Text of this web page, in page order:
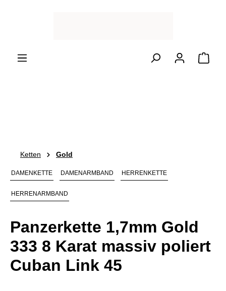
Ketten Gold
DAMENKETTE DAMENARMBAND HERRENKETTE
HERRENARMBAND
Panzerkette 1,7mm Gold
333 8 Karat massiv poliert
Cuban Link 45